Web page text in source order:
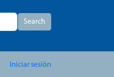
Search
User account
Iniciar sesión